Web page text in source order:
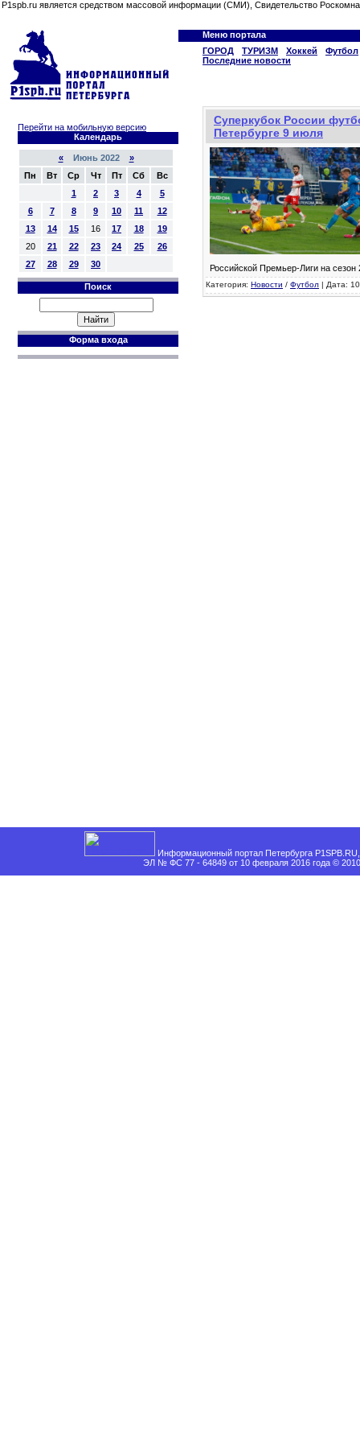
P1spb.ru является средством массовой информации (СМИ), Свидетельство
Меню портала
ГОРОД
ТУРИЗМ Хоккей
Футбол
Последние новости
Перейти на мобильную версию
Календарь
«Июнь 2022 »
Пн
Вт Ср Чт Пт Сб
Вс
1
2 3 4
5
6
7 8 9 10 11
12
13
14 15 16 17 18
19
20
21 22 23 24 25
26
27
28 29 30
Поиск
Форма входа
Суперкубок России
Петербурге 9 июля
Российской Премьер-Лиги на
Категория: Новости / Футбол | Дата:
Информационный портал Петербурга
ЭЛ № ФС 77 - 64849 от 10 февраля 2016 года ©